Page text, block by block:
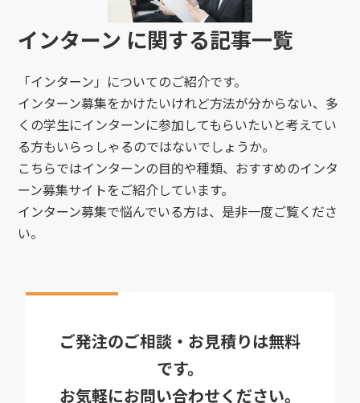
インターン に関する記事一覧
「インターン」についてのご紹介です。
インターン募集をかけたいけれど方法が分からない、多
くの学生にインターンに参加してもらいたいと考えてい
る方もいらっしゃるのではないでしょうか。
こちらではインターンの目的や種類、おすすめのインタ
ーン募集サイトをご紹介しています。
インターン募集で悩んでいる方は、是非一度ご覧くださ
い。
ご発注のご相談・お見積りは無料
です。
お気軽にお問い合わせください。